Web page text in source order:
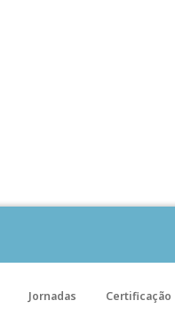
Jornadas Certificação